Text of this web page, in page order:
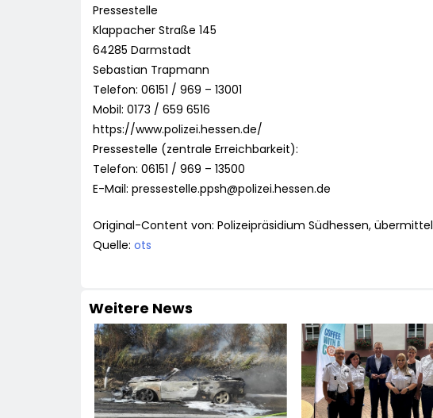
Pressestelle
Klappacher Straße 145
64285 Darmstadt
Sebastian Trapmann
Telefon: 06151 / 969 – 13001
Mobil: 0173 / 659 6516
https://www.polizei.hessen.de/
Pressestelle (zentrale Erreichbarkeit):
Telefon: 06151 / 969 – 13500
E-Mail: pressestelle.ppsh@polizei.hessen.de
Original-Content von: Polizeipräsidium Südhessen,
Quelle: ots
Weitere News